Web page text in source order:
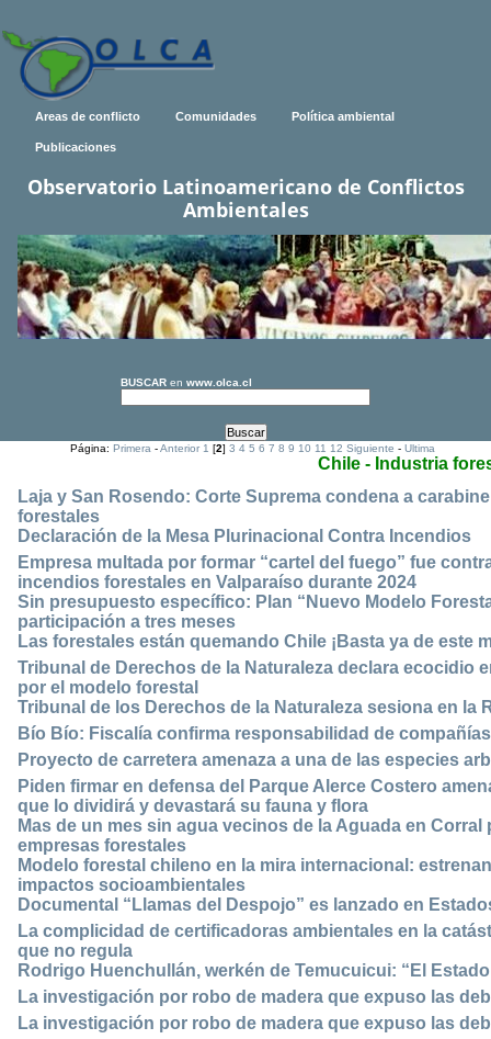
Areas de conflicto Comunidades Política ambiental
Publicaciones
Observatorio Latinoamericano de Conflictos
Ambientales
BUSCAR en www.olca.cl
Página:Primera -Anterior 1 [2]3 4 5 6 7 8 9 10 11 12 Siguiente -Ultima
Chile - Industria
Laja y San Rosendo: Corte Suprema condena a
forestales
Declaración de la Mesa Plurinacional Contra Incendios
Empresa multada por formar “cartel del fuego” fue
incendios forestales en Valparaíso durante 2024
Sin presupuesto específico: Plan “Nuevo Modelo
participación a tres meses
Las forestales están quemando Chile ¡Basta ya de este
Tribunal de Derechos de la Naturaleza declara ecocidio
por el modelo forestal
Tribunal de los Derechos de la Naturaleza sesiona en la
Bío Bío: Fiscalía confirma responsabilidad de
Proyecto de carretera amenaza a una de las especies
Piden firmar en defensa del Parque Alerce Costero
que lo dividirá y devastará su fauna y flora
Mas de un mes sin agua vecinos de la Aguada en
empresas forestales
Modelo forestal chileno en la mira internacional:
impactos socioambientales
Documental “Llamas del Despojo” es lanzado en
La complicidad de certificadoras ambientales en la
que no regula
Rodrigo Huenchullán, werkén de Temucuicui: “El
La investigación por robo de madera que expuso las
La investigación por robo de madera que expuso las